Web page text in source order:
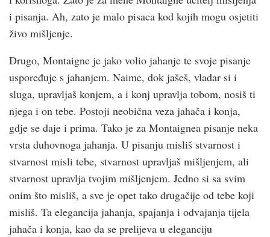
i pisanja. Ah, zato je malo pisaca kod kojih mogu osjetiti
živo mišljenje.
Drugo, Montaigne je jako volio jahanje te svoje pisanje
uspoređuje s jahanjem. Naime, dok jašeš, vladar si i
sluga, upravljaš konjem, a i konj upravlja tobom, nosiš ti
njega i on tebe. Postoji neobična veza jahača i konja,
gdje se daje i prima. Tako je za Montaignea pisanje neka
vrsta duhovnoga jahanja. U pisanju misliš stvarnost i
stvarnost misli tebe, stvarnost upravljaš mišljenjem, ali
stvarnost upravlja tvojim mišljenjem. Jedno si sa svim
onim što misliš, a sve je opet tako drugačije od tebe koji
misliš. Ta elegancija jahanja, spajanja i odvajanja tijela
jahača i konja, kao da se prelijeva u eleganciju